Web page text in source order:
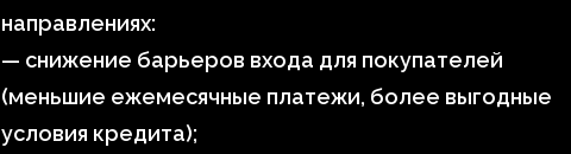
направлениях:
— снижение барьеров входа для покупателей
(меньшие ежемесячные платежи, более выгодные
условия кредита);